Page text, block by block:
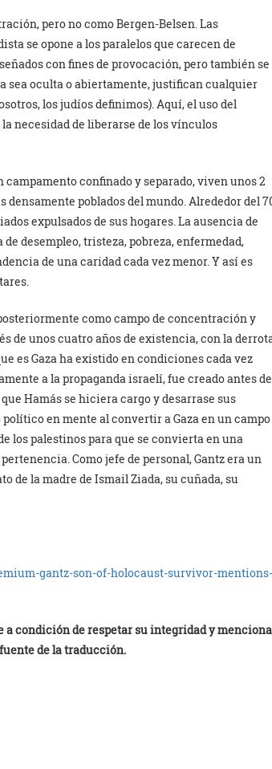
pero no como Bergen-Belsen. Las
se opone a los paralelos que carecen de
con fines de provocación, pero también se
sea oculta o abiertamente, justifican cualquier
los judíos definimos). Aquí, el uso del
necesidad de liberarse de los vínculos
campamento confinado y separado, viven unos 2
densamente poblados del mundo. Alrededor del
expulsados ​​de sus hogares. La ausencia de
desempleo, tristeza, pobreza, enfermedad,
de una caridad cada vez menor. Y así es
como campo de concentración y
de unos cuatro años de existencia, con la
es Gaza ha existido en condiciones cada vez
a la propaganda israelí, fue creado antes de
Hamás se hiciera cargo y desarrase sus
en mente al convertir a Gaza en un campo
los palestinos para que se convierta en una
Como jefe de personal, Gantz era un
de la madre de Ismail Ziada, su cuñada, su
gantz-son-of-holocaust-survivor-mentions-
condición de respetar su integridad y
de la traducción.